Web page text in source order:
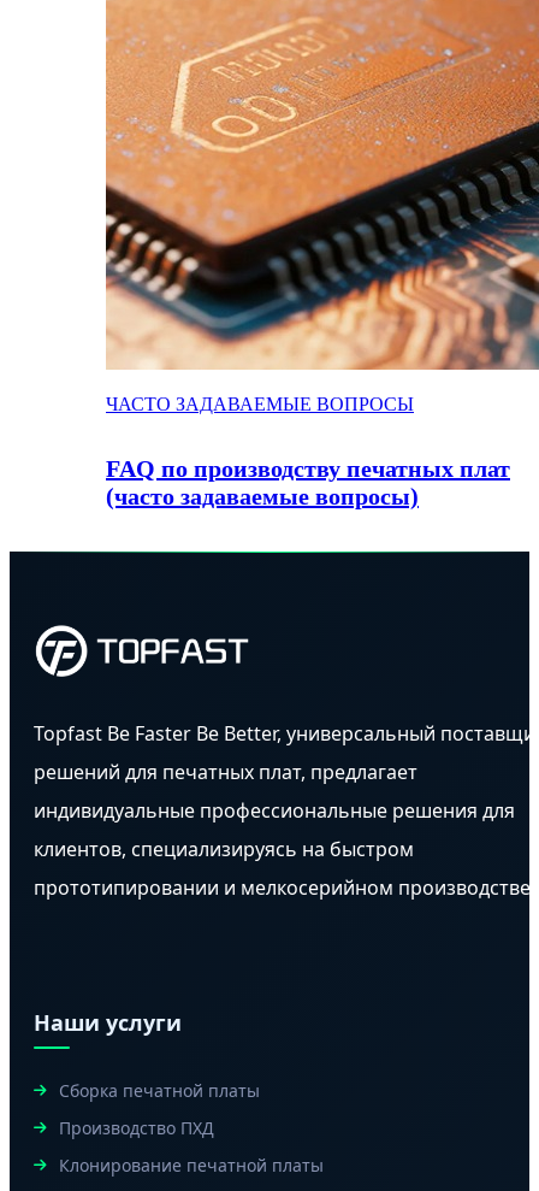
ЧАСТО ЗАДАВАЕМЫЕ ВОПРОСЫ
FAQ по производству печатных плат
(часто задаваемые вопросы)
Topfast Be Faster Be Better, универсальный
решений для печатных плат, предлагает
индивидуальные профессиональные решения для
клиентов, специализируясь на быстром
прототипировании и мелкосерийном производстве.
Наши услуги
Сборка печатной платы
Производство ПХД
Клонирование печатной платы